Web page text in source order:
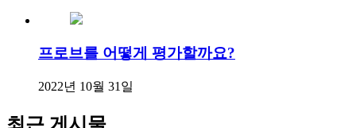
프로브를 어떻게 평가할까요?
2022년 10월 31일
최근 게시물